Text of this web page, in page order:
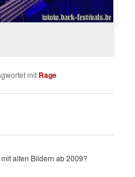
mit Rage
mit alten Bildern ab 2009?